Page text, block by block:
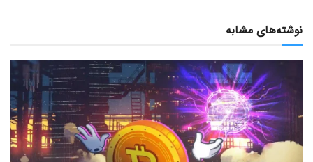
نوشته‌های مشابه